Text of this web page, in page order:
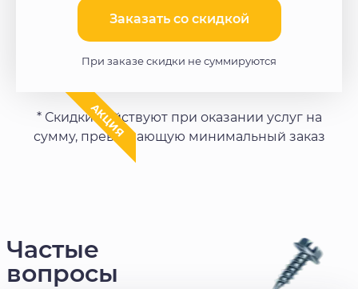
Заказать со скидкой​
При заказе скидки не суммируются
АКЦИЯ
* Скидки действуют при оказании услуг на
сумму, превышающую минимальный заказ
Частые
вопросы